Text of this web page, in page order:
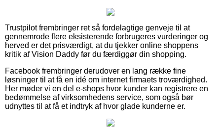
Trustpilot frembringer ret så fordelagtige genveje til at
gennemrode flere eksisterende forbrugeres vurderinger og
herved er det prisværdigt, at du tjekker online shoppens
kritik af Vision Daddy før du færdiggør din shopping.
Facebook frembringer derudover en lang række fine
løsninger til at få en idé om internet firmaets troværdighed.
Her møder vi en del e-shops hvor kunder kan registrere en
bedømmelse af virksomhedens service, som også bør
udnyttes til at få et indtryk af hvor glade kunderne er.